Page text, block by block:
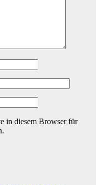
in diesem Browser für